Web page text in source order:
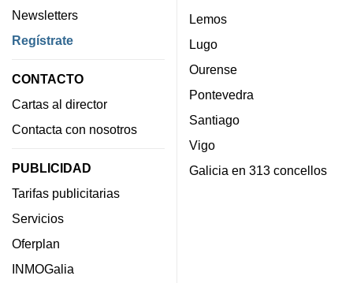
Newsletters
Regístrate
CONTACTO
Cartas al director
Contacta con nosotros
PUBLICIDAD
Tarifas publicitarias
Servicios
Oferplan
INMOGalia
Lemos
Lugo
Ourense
Pontevedra
Santiago
Vigo
Galicia en 313 concellos